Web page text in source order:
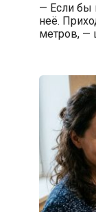
— Если бы
неё.
метров, —